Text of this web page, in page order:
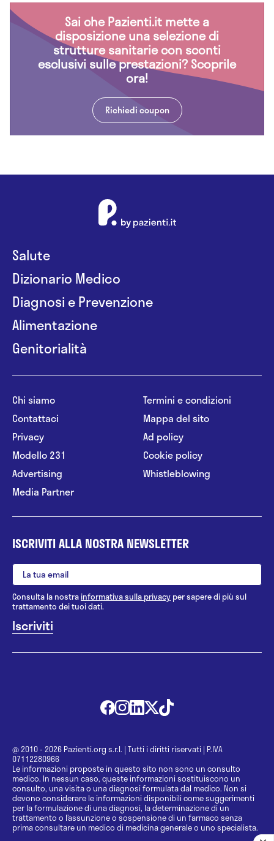
Sai che Pazienti.it mette a
disposizione una selezione di
strutture sanitarie con sconti
esclusivi sulle prestazioni? Scoprile
ora!
Richiedi coupon
Salute
Dizionario Medico
Diagnosi e Prevenzione
Alimentazione
Genitorialità
Chi siamo
Contattaci
Privacy
Modello 231
Advertising
Media Partner
Termini e condizioni
Mappa del sito
Ad policy
Cookie policy
Whistleblowing
ISCRIVITI ALLA NOSTRA NEWSLETTER
Consulta la nostrainformativa sulla privacy per sapere di più sul
trattamento dei tuoi dati.
@ 2010 - 2026 Pazienti.org s.r.l. | Tutti i diritti riservati | P.IVA
07112280966
Le informazioni proposte in questo sito non sono un consulto
medico. In nessun caso, queste informazioni sostituiscono un
consulto, una visita o una diagnosi formulata dal medico. Non si
devono considerare le informazioni disponibili come suggerimenti
per la formulazione di una diagnosi, la determinazione di un
trattamento o l’assunzione o sospensione di un farmaco senza
prima consultare un medico di medicina generale o uno specialista.